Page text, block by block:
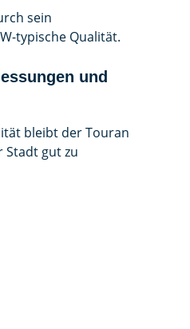
sein
typische Qualität.
und
bleibt der Touran
Stadt gut zu